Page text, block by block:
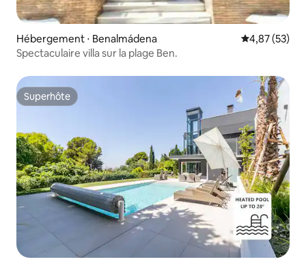
Hébergement ⋅ Benalmádena Évaluation
4,87 (53)
Spectaculaire villa sur la plage Ben.
Superhôte
Superhôte